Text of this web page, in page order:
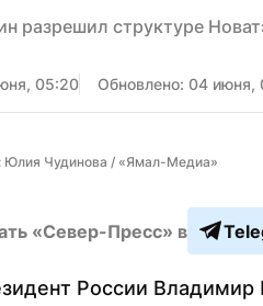
разрешил структуре
05:20 Обновлено: 04 июня,
Юлия Чудинова / «Ямал-Медиа»
«Север-Пресс» в
России